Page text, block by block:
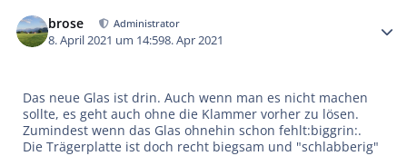
brose Administrator
8. April 2021 um 14:598. Apr 2021
Das neue Glas ist drin. Auch wenn man es nicht machen
sollte, es geht auch ohne die Klammer vorher zu lösen.
Zumindest wenn das Glas ohnehin schon fehlt:biggrin:.
Die Trägerplatte ist doch recht biegsam und "schlabberig"